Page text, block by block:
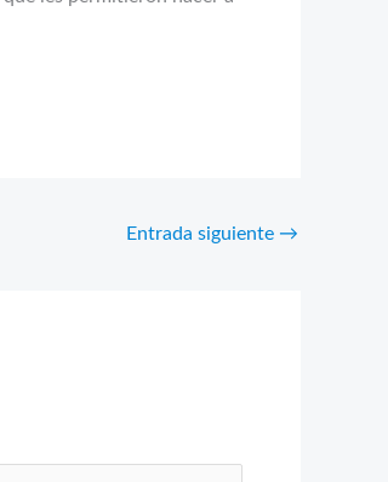
Entrada siguiente →